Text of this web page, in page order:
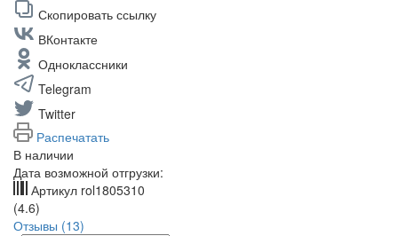
Скопировать ссылку
ВКонтакте
Одноклассники
Telegram
Twitter
Распечатать
В наличии
Дата возможной отгрузки:
Артикул rol1805310
(4.6)
Отзывы (13)